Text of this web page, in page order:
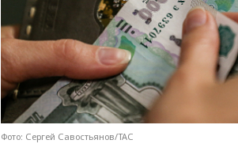
Фото: Сергей Савостьянов/ТАС